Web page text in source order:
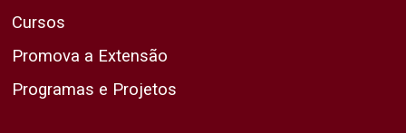
Cursos
Promova a Extensão
Programas e Projetos